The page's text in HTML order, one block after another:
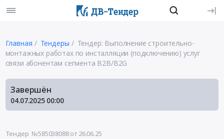
Главная Тендеры
Тендер: Выполнение строительно-
монтажных работах по инсталляции (подключению) услуг
связи абонентам сегмента B2B/B2G
Завершён
04.07.2025 00:00
Тендер №585038088от 26.06.25